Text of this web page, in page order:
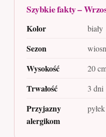
Szybkie fakty –
Kolor biały
Sezon
Wysokość 20
Trwałość 3 dni
Przyjazny
alergikom
pyłek